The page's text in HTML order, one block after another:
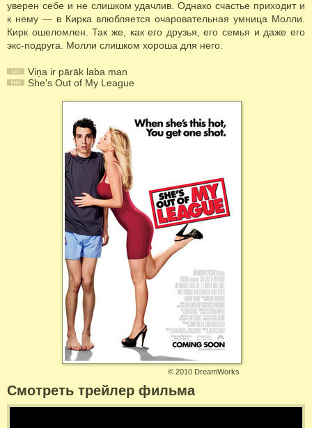
уверен себе и не слишком удачлив. Однако счастье приходит и
к нему — в Кирка влюбляется очаровательная умница Молли.
Кирк ошеломлен. Так же, как его друзья, его семья и даже его
экс-подруга. Молли слишком хороша для него.
Viņa ir pārāk laba man
She's Out of My League
© 2010 DreamWorks
Смотреть трейлер фильма